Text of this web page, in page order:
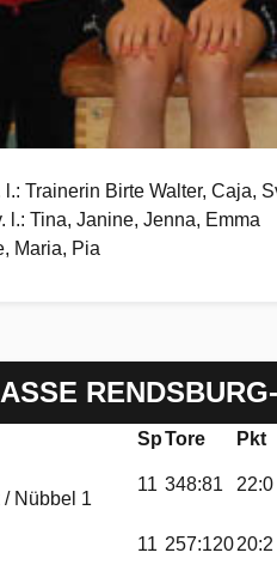
l.: Trainerin Birte Walter, Caja,
l.: Tina, Janine, Jenna, Emma
Maria, Pia
SpTore Pkt
/ Nübbel 1
11 348:81 22:0
11 257:12020:2